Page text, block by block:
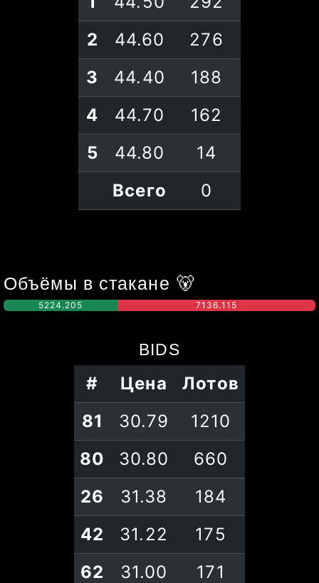
2
44.60
276
3
44.40
188
4
44.70
162
5
44.80
14
Всего
0
Объёмы в стакане 🐻
5224.205 7136.115
BIDS
# Цена
Лотов
81
30.79
1210
80
30.80
660
26
31.38
184
42
31.22
175
62
31.00
171